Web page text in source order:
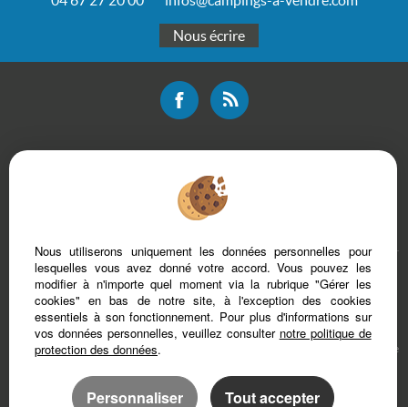
Nous écrire
Bareme d'honoraires
Afin de vous offrir un confort de lecture permanent, depuis votre PC, votre tablette
d'écrans
Nous utiliserons uniquement les données personnelles pour
lesquelles vous avez donné votre accord. Vous pouvez les
modifier à n'importe quel moment via la rubrique "Gérer les
cookies" en bas de notre site, à l'exception des cookies
essentiels à son fonctionnement. Pour plus d'informations sur
vos données personnelles, veuillez consulter notre politique de
protection des données.
Personnaliser Tout accepter